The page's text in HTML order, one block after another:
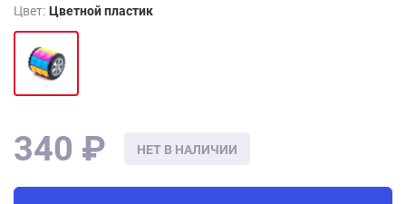
Цвет: Цветной пластик
НЕТ В НАЛИЧИИ
340 ₽